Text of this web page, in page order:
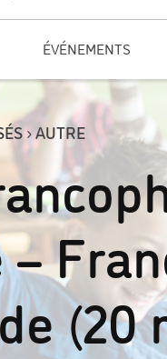
ÉVÉNEMENTS
› AUTRE
–
(20